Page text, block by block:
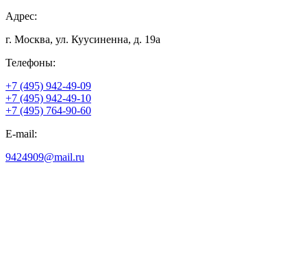
Адрес:
г. Москва, ул. Куусиненна, д. 19а
Телефоны:
+7 (495) 942-49-09
+7 (495) 942-49-10
+7 (495) 764-90-60
E-mail:
9424909@mail.ru